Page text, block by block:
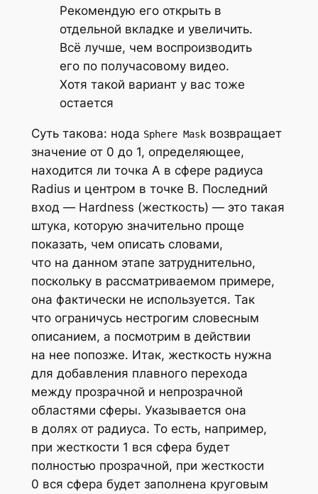
Рекомендую его открыть в
отдельной вкладке и увеличить.
Всё лучше, чем воспроизводить
его по получасовому видео.
Хотя такой вариант у вас тоже
остается
Суть такова: нода Sphere Maskвозвращает
значение от 0 до 1, определяющее,
находится ли точка A в сфере радиуса
Radius и центром в точке B. Последний
вход — Hardness (жесткость) — это такая
штука, которую значительно проще
показать, чем описать словами,
что на данном этапе затруднительно,
поскольку в рассматриваемом примере,
она фактически не используется. Так
что ограничусь нестрогим словесным
описанием, а посмотрим в действии
на нее попозже. Итак, жесткость нужна
для добавления плавного перехода
между прозрачной и непрозрачной
областями сферы. Указывается она
в долях от радиуса. То есть, например,
при жесткости 1 вся сфера будет
полностью прозрачной, при жесткости
0 вся сфера будет заполнена круговым